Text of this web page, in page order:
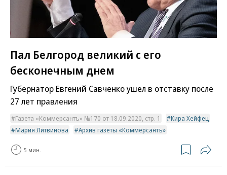
Пал Белгород великий с его
бесконечным днем
Губернатор Евгений Савченко ушел в отставку после
27 лет правления
Газета «Коммерсантъ» №170 от 18.09.2020, стр. 1
Кира Хейфец
Мария Литвинова
Архив газеты «Коммерсантъ»
5 мин.